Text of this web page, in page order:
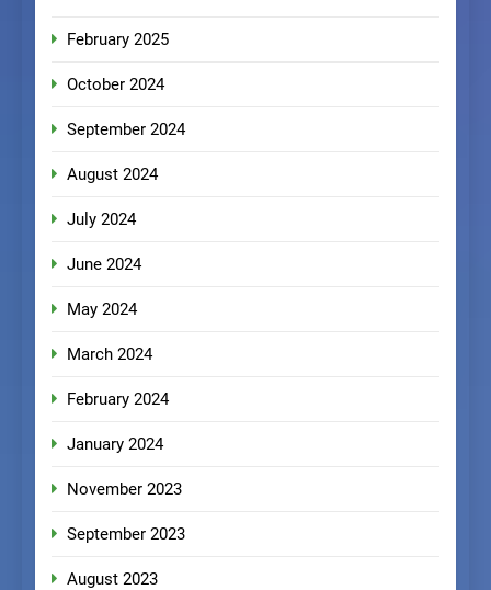
February 2025
October 2024
September 2024
August 2024
July 2024
June 2024
May 2024
March 2024
February 2024
January 2024
November 2023
September 2023
August 2023